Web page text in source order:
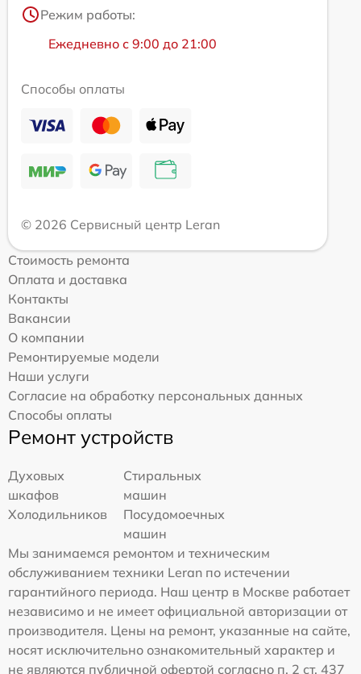
Режим работы:
Ежедневно с 9:00 до 21:00
Способы оплаты
© 2026 Сервисный центр Leran
Стоимость ремонта
Оплата и доставка
Контакты
Вакансии
О компании
Ремонтируемые модели
Наши услуги
Согласие на обработку персональных данных
Способы оплаты
Ремонт устройств
Духовых
шкафов
Стиральных
машин
Холодильников
Посудомоечных
машин
Мы занимаемся ремонтом и техническим
обслуживанием техники Leran по истечении
гарантийного периода. Наш центр в Москве работает
независимо и не имеет официальной авторизации от
производителя. Цены на ремонт, указанные на сайте,
носят исключительно ознакомительный характер и
не являются публичной офертой согласно п. 2 ст. 437